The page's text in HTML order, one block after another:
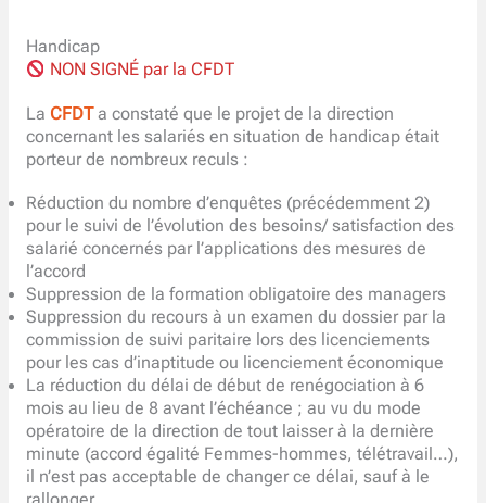
Handicap
NON SIGNÉ par la CFDT
La CFDTa constaté que le projet de la direction
concernant les salariés en situation de handicap était
porteur de nombreux reculs :
Réduction du nombre d’enquêtes (précédemment 2)
pour le suivi de l’évolution des besoins/ satisfaction des
salarié concernés par l’applications des mesures de
l’accord
Suppression de la formation obligatoire des managers
Suppression du recours à un examen du dossier par la
commission de suivi paritaire lors des licenciements
pour les cas d’inaptitude ou licenciement économique
La réduction du délai de début de renégociation à 6
mois au lieu de 8 avant l’échéance ; au vu du mode
opératoire de la direction de tout laisser à la dernière
minute (accord égalité Femmes-hommes, télétravail…),
il n’est pas acceptable de changer ce délai, sauf à le